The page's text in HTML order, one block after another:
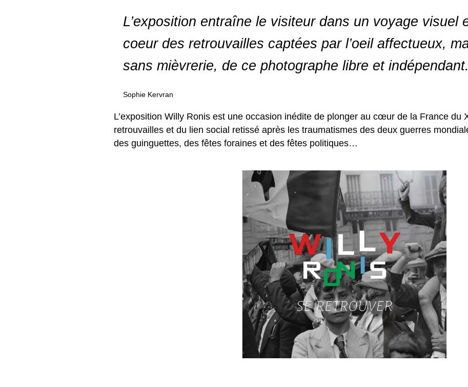
L’exposition entraîne le visiteur dans un voyage visuel
coeur des retrouvailles captées par l’oeil affectueux,
sans mièvrerie, de ce photographe libre et indépendant.
Sophie Kervran
L’exposition Willy Ronis est une occasion inédite de plonger au cœur de la France du
retrouvailles et du lien social retissé après les traumatismes des deux guerres
des guinguettes, des fêtes foraines et des fêtes politiques…